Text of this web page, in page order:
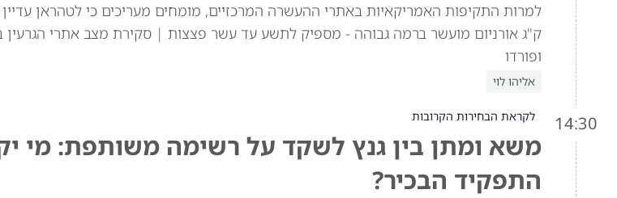
ק"ג אורניום מועשר ברמה גבוהה - מספיק לתשע עד עשר פצצות | סקירת מצב אתרי הגרעין
ופורדו
אליהו לוי
14:30 לקראת הבחירות הקרובות
משא ומתן בין גנץ לשקד על רשימה משותפת: מי
התפקיד הבכיר?